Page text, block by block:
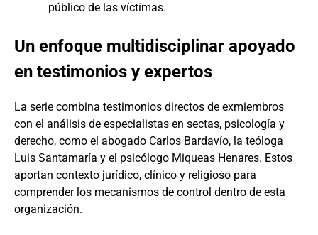
público de las víctimas.
Un enfoque multidisciplinar apoyado
en testimonios y expertos
La serie combina testimonios directos de exmiembros
con el análisis de especialistas en sectas, psicología y
derecho, como el abogado Carlos Bardavío, la teóloga
Luis Santamaría y el psicólogo Miqueas Henares. Estos
aportan contexto jurídico, clínico y religioso para
comprender los mecanismos de control dentro de esta
organización.